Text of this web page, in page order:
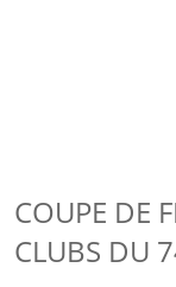
COUPE DE
CLUBS DU